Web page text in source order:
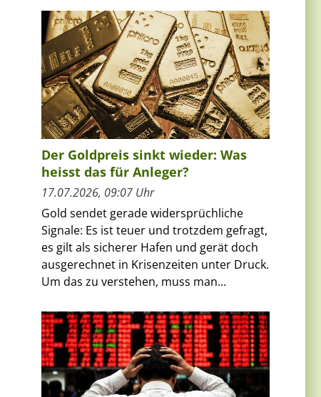
Der Goldpreis sinkt wieder: Was
heisst das für Anleger?
17.07.2026, 09:07 Uhr
Gold sendet gerade widersprüchliche
Signale: Es ist teuer und trotzdem gefragt,
es gilt als sicherer Hafen und gerät doch
ausgerechnet in Krisenzeiten unter Druck.
Um das zu verstehen, muss man...